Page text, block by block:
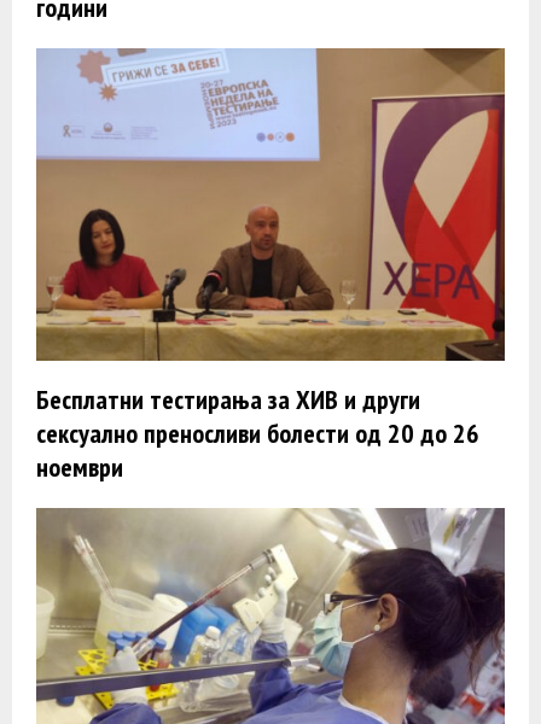
години
Бесплатни тестирања за ХИВ и други
сексуално преносливи болести од 20 до 26
ноември